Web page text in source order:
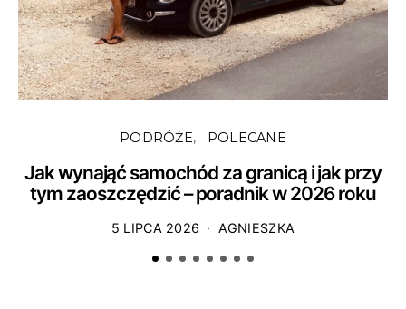
PODRÓŻE POLECANE
Jak wynająć samochód za granicą i jak przy
tym zaoszczędzić – poradnik w 2026 roku
5 LIPCA 2026 AGNIESZKA